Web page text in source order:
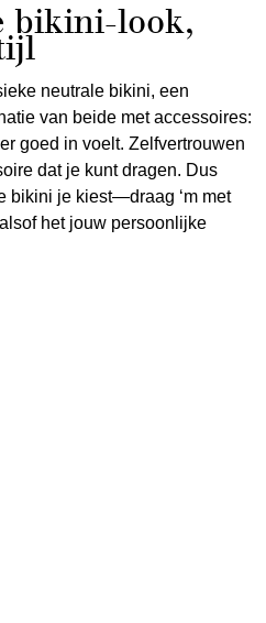
bikini-look,
neutrale bikini, een
van beide met accessoires:
goed in voelt. Zelfvertrouwen
dat je kunt dragen. Dus
bikini je kiest—draag ‘m met
het jouw persoonlijke